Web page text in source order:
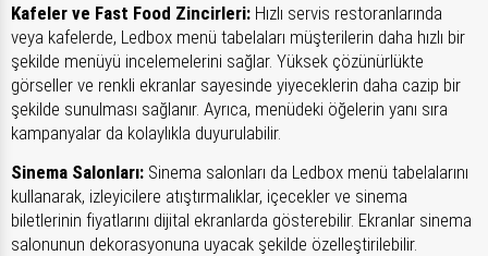
Kafeler ve Fast Food Zincirleri: Hızlı servis restoranlarında
veya kafelerde, Ledbox menü tabelaları müşterilerin daha hızlı bir
şekilde menüyü incelemelerini sağlar. Yüksek çözünürlükte
görseller ve renkli ekranlar sayesinde yiyeceklerin daha cazip bir
şekilde sunulması sağlanır. Ayrıca, menüdeki öğelerin yanı sıra
kampanyalar da kolaylıkla duyurulabilir.
Sinema Salonları: Sinema salonları da Ledbox menü tabelalarını
kullanarak, izleyicilere atıştırmalıklar, içecekler ve sinema
biletlerinin fiyatlarını dijital ekranlarda gösterebilir. Ekranlar sinema
salonunun dekorasyonuna uyacak şekilde özelleştirilebilir.